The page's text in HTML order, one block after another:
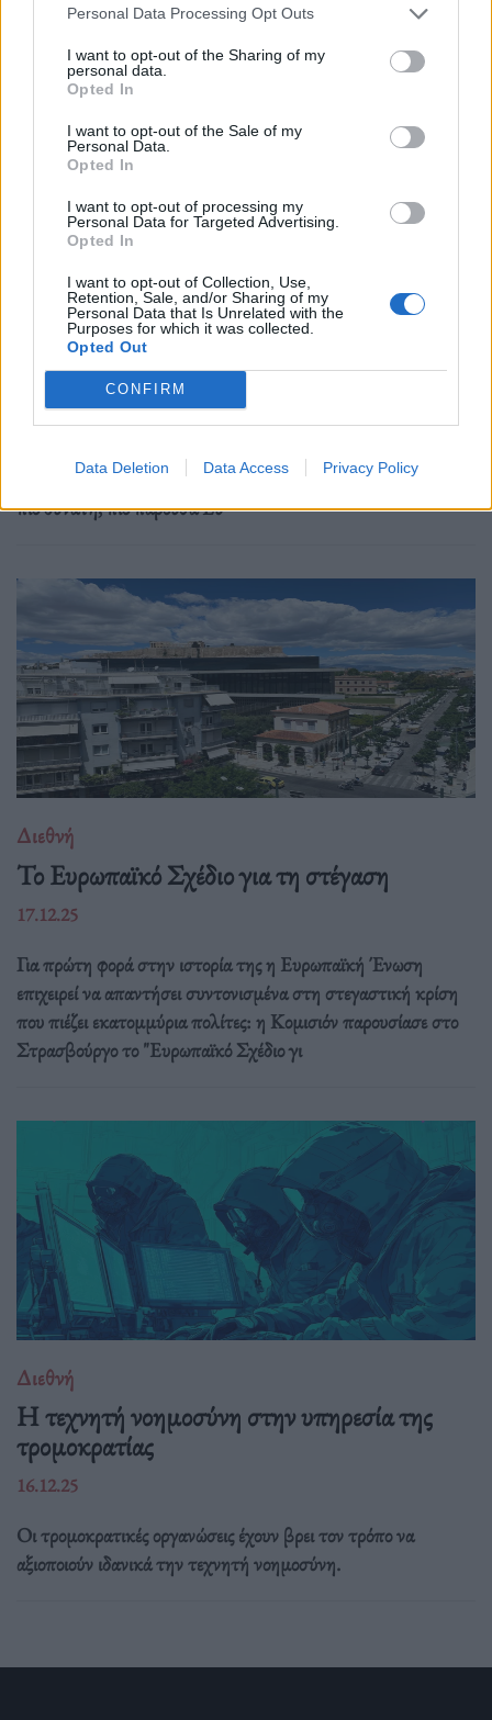
Personal Data Processing Opt Outs
I want to opt-out of the Sharing of my
personal data.
Opted In
I want to opt-out of the Sale of my
Personal Data.
Opted In
I want to opt-out of processing my
Personal Data for Targeted Advertising.
Opted In
I want to opt-out of Collection, Use,
Retention, Sale, and/or Sharing of my
Personal Data that Is Unrelated with the
Purposes for which it was collected.
Opted Out
CONFIRM
Data Deletion Data Access Privacy Policy
Το “Ευρωβαρόμετρο” επιβεβαιώνει την
αβεβαιότητα των πολιτών της Ευρώπης
04.02.26
Το νέο "Ευρωβαρόμετρο" καταγράφει με ψυχρή ακρίβεια αυτή
ακρίβεια και αποσταθεροποίηση, αλλά ταυτόχρονα ζητούν μια
πιο δυνατή, πιο παρούσα Ευ
Διεθνή
Το Ευρωπαϊκό Σχέδιο για τη στέγαση
17.12.25
Για πρώτη φορά στην ιστορία της η Ευρωπαϊκή Ένωση
επιχειρεί να απαντήσει συντονισμένα στη στεγαστική κρίση
που πιέζει εκατομμύρια πολίτες: η Κομισιόν παρουσίασε στο
Στρασβούργο το "Ευρωπαϊκό Σχέδιο γι
Διεθνή
Η τεχνητή νοημοσύνη στην υπηρεσία της
τρομοκρατίας
16.12.25
Οι τρομοκρατικές οργανώσεις έχουν βρει τον τρόπο να
αξιοποιούν ιδανικά την τεχνητή νοημοσύνη.